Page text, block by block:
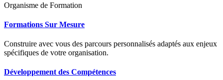
Organisme de Formation
Formations Sur Mesure
Construire avec vous des parcours personnalisés adaptés aux enjeux
spécifiques de votre organisation.
Développement des Compétences